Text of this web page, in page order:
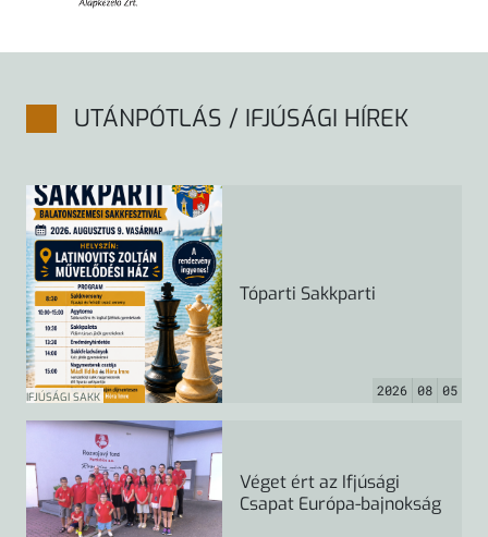
UTÁNPÓTLÁS / IFJÚSÁGI HÍREK
Tóparti Sakkparti
IFJÚSÁGI SAKK 2026 08 05
Véget ért az Ifjúsági
Csapat Európa-bajnokság